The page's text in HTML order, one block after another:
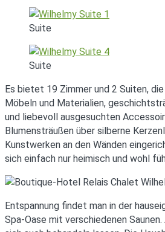
Suite
Suite
Es bietet 19 Zimmer und 2 Suiten,
Möbeln und Materialien,
und liebevoll ausgesuchten
Blumensträußen über silberne
Kunstwerken an den Wänden
sich einfach nur heimisch und wohl
Entspannung findet man in der
Spa-Oase mit verschiedenen